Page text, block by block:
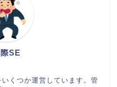
SE
くつか運営しています。管